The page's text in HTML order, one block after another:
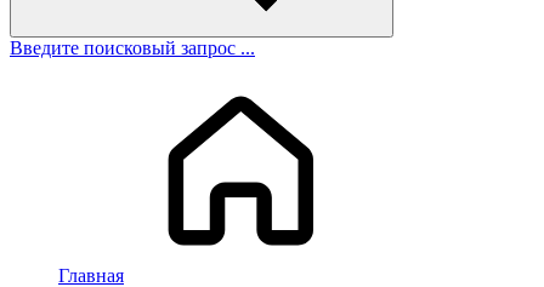
Введите поисковый запрос ...
Главная